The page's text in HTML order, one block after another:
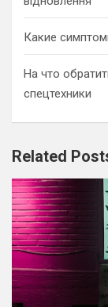
Какие
На что
спецтехники
Related